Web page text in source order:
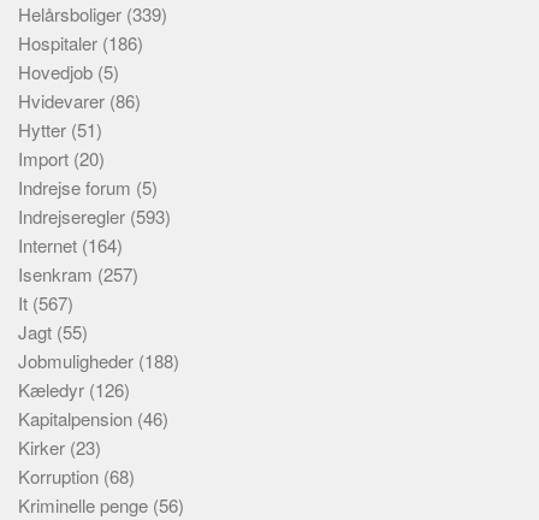
Helårsboliger (339)
Hospitaler (186)
Hovedjob (5)
Hvidevarer (86)
Hytter (51)
Import (20)
Indrejse forum (5)
Indrejseregler (593)
Internet (164)
Isenkram (257)
It (567)
Jagt (55)
Jobmuligheder (188)
Kæledyr (126)
Kapitalpension (46)
Kirker (23)
Korruption (68)
Kriminelle penge (56)